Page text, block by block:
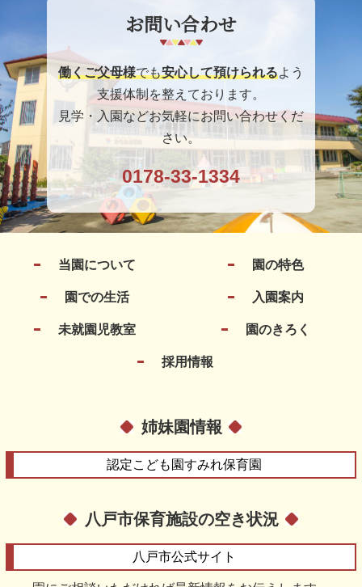
お問い合わせ
働くご父母様でも安心して預けられるよう
支援体制を整えております。
見学・入園などお気軽にお問い合わせくだ
さい。
0178-33-1334
当園について 園の特色
園での生活 入園案内
未就園児教室 園のきろく
採用情報
姉妹園情報
認定こども園すみれ保育園
八戸市保育施設の空き状況
八戸市公式サイト